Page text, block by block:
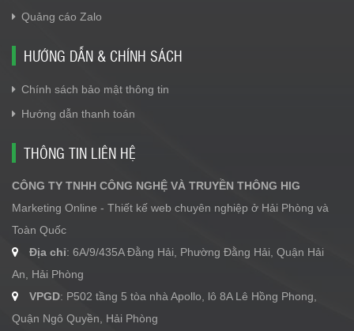
Quảng cáo Zalo
HƯỚNG DẪN & CHÍNH SÁCH
Chính sách bảo mật thông tin
Hướng dẫn thanh toán
THÔNG TIN LIÊN HỆ
CÔNG TY TNHH CÔNG NGHỆ VÀ TRUYỀN THÔNG HIG
Marketing Online - Thiết kế web chuyên nghiệp ở Hải Phòng và
Toàn Quốc
Địa chỉ: 6A/9/435A Đằng Hải, Phường Đằng Hải, Quận Hải
An, Hải Phòng
VPGD: P502 tầng 5 tòa nhà Apollo, lô 8A Lê Hồng Phong,
Quận Ngô Quyền, Hải Phòng